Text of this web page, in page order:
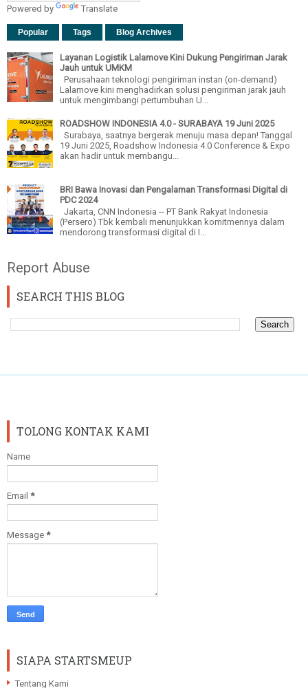
Powered by Translate
Popular Tags Blog Archives
Layanan Logistik Lalamove Kini Dukung Pengiriman Jarak
Jauh untuk UMKM
Perusahaan teknologi pengiriman instan (on-demand)
Lalamove kini menghadirkan solusi pengiriman jarak jauh
untuk mengimbangi pertumbuhan U...
ROADSHOW INDONESIA 4.0 - SURABAYA 19 Juni 2025
Surabaya, saatnya bergerak menuju masa depan! Tanggal
19 Juni 2025, Roadshow Indonesia 4.0 Conference & Expo
akan hadir untuk membangu...
BRI Bawa Inovasi dan Pengalaman Transformasi Digital di
PDC 2024
Jakarta, CNN Indonesia -- PT Bank Rakyat Indonesia
(Persero) Tbk kembali menunjukkan komitmennya dalam
mendorong transformasi digital di I...
Report Abuse
SEARCH THIS BLOG
TOLONG KONTAK KAMI
Name
Email *
Message *
SIAPA STARTSMEUP
Tentang Kami